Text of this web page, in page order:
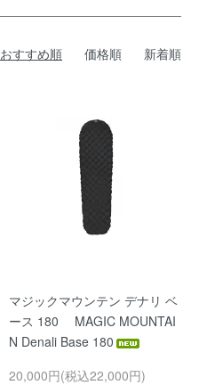
おすすめ順 価格順 新着順
マジックマウンテン デナリ ベ
ース 180 MAGIC MOUNTAI
N Denali Base 180
20,000円(税込22,000円)